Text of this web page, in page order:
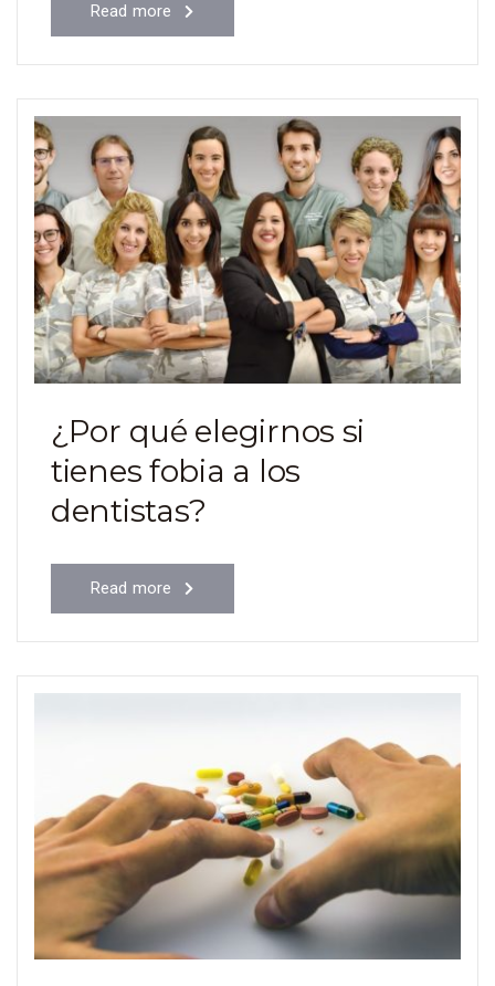
Read more
¿Por qué elegirnos si
tienes fobia a los
dentistas?
Read more